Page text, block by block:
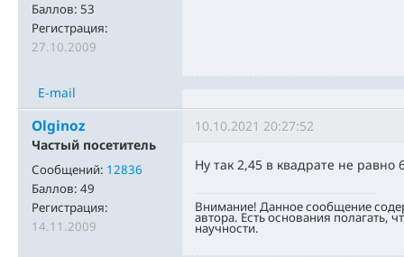
Баллов: 53
Регистрация:
27.10.2009
E-mail
Olginoz
Частый посетитель
Сообщений: 12836
Баллов: 49
Регистрация:
14.11.2009
10.10.2021 20:27:52
Ну так 2,45 в квадрате не равно
Внимание! Данное сообщение
автора. Есть основания полагать,
научности.